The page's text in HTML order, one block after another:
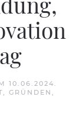
10.06.2024 .
, GRÜNDEN ,